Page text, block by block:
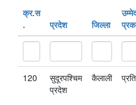
क्र‍.स‌
.
प्रदेश जिल्ला
120
सुदूरपश्चिम
प्रदेश
कैलाली